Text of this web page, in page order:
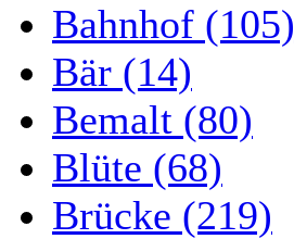
Bahnhof (105)
Bär (14)
Bemalt (80)
Blüte (68)
Brücke (219)